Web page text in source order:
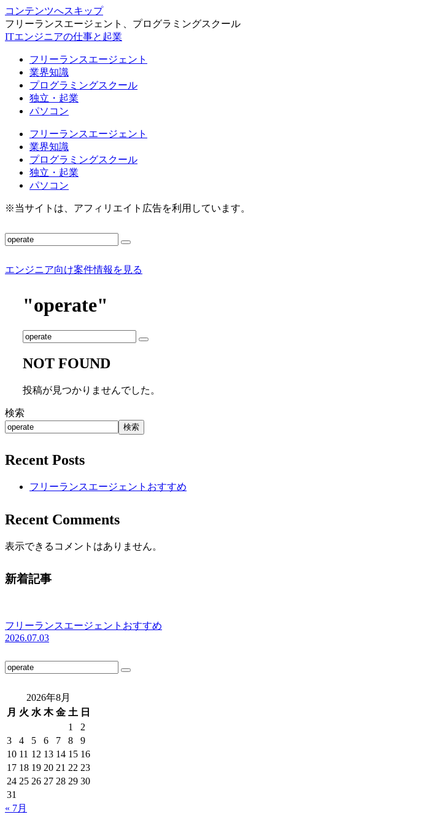
コンテンツへスキップ
フリーランスエージェント、プログラミングスクール
ITエンジニアの仕事と起業
フリーランスエージェント
業界知識
プログラミングスクール
独立・起業
パソコン
フリーランスエージェント
業界知識
プログラミングスクール
独立・起業
パソコン
※当サイトは、アフィリエイト広告を利用しています。
エンジニア向け案件情報を見る
"operate"
NOT FOUND
投稿が見つかりませんでした。
検索
検索
Recent Posts
フリーランスエージェントおすすめ
Recent Comments
表示できるコメントはありません。
新着記事
フリーランスエージェントおすすめ
2026.07.03
2026年8月
月 火 水 木 金 土 日
1
2
3
4 5 6 7 8
9
10 11 12 13 14 15 16
17 18 19 20 21 22 23
24 25 26 27 28 29 30
31
« 7月